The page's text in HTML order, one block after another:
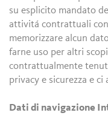
su esplicito mandato
attivitá contrattuali
memorizzare alcun
farne uso per altri
contrattualmente
privacy e sicurezza e
Dati di navigazione